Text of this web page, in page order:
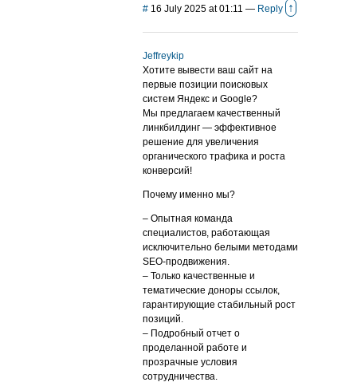
# 16 July 2025 at 01:11 — Reply ↑
Jeffreykip
Хотите вывести ваш сайт на
первые позиции поисковых
систем Яндекс и Google?
Мы предлагаем качественный
линкбилдинг — эффективное
решение для увеличения
органического трафика и роста
конверсий!
Почему именно мы?
– Опытная команда
специалистов, работающая
исключительно белыми методами
SEO-продвижения.
– Только качественные и
тематические доноры ссылок,
гарантирующие стабильный рост
позиций.
– Подробный отчет о
проделанной работе и
прозрачные условия
сотрудничества.